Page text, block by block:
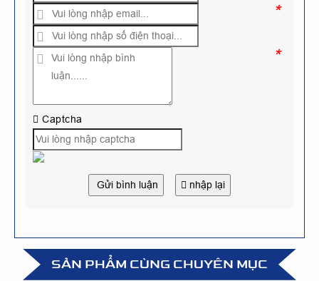
*
*
Captcha
Gửi bình luận nhập lại
SẢN PHẨM CÙNG CHUYÊN MỤC